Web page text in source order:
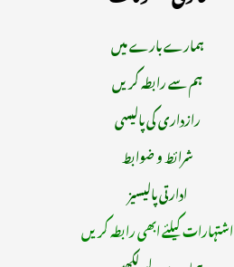
ہمارے بارے میں
ہم سے رابطہ کریں
رازداری کی پالیسی
شرائط و ضوابط
ادارتی پالیسیز
اشتہارات کیلئے ابھی رابطہ کریں